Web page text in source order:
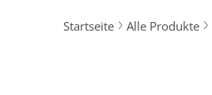
Startseite Alle Produkte